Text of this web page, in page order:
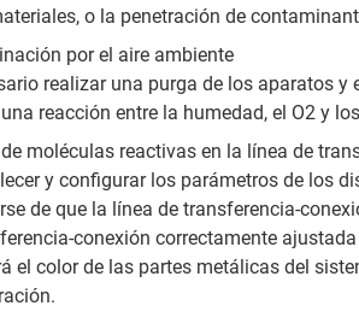
o la penetración de
por el aire ambiente
realizar una purga de los aparatos
reacción entre la humedad, el O2 y
moléculas reactivas en la línea de
y configurar los parámetros de los
de que la línea de transferencia-
conexión correctamente
el color de las partes metálicas del